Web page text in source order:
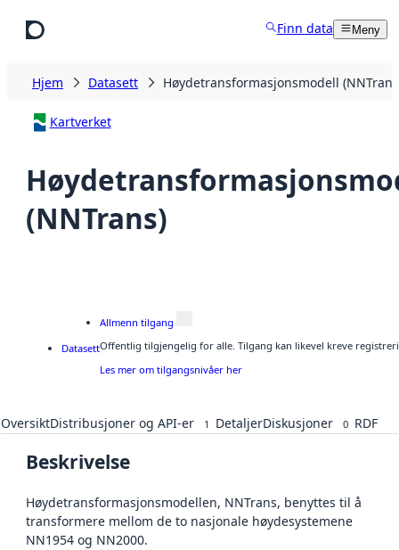
Finn data Meny
Hjem Datasett Høydetransformasjonsmodell
Kartverket
(NNTrans)
Datasett
Allmenn tilgang
Offentlig tilgjengelig for alle. Tilgang kan likevel kreve
Les mer om tilgangsnivåer her
OversiktDistribusjoner og API-er 1 DetaljerDiskusjoner 0 RDF
Beskrivelse
Høydetransformasjonsmodellen, NNTrans, benyttes til å
transformere mellom de to nasjonale høydesystemene
NN1954 og NN2000.